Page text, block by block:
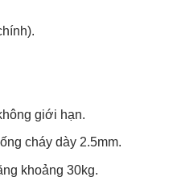
giới hạn.
cháy dày 2.5mm.
khoảng 30kg.